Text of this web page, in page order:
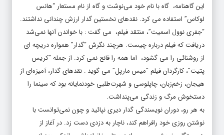
این گاهنامه، گاه با نام خود می‌نوشت و گاه از نام مستعار “هانس
لوکاس” استفاده می کرد. نقدهای نخستین گدار ارزش چندانی نداشتند.
“جفری نوول اسمیت”، منتقد فیلم، می گفت : با خواندن آنها نمی‌شد
دریافت که فیلم درباره چیست. هرچند نگرش “گدار” همواره دریچه ای
از روشنائی را می گشود، اما همه را قانع نمی کرد. از جمله “کریس
پتیت”، کارگردان فیلم “میس مارپل” می گوید : نقدهای گدار، آمیزه‌ای از
هیجان، زخم‌زبان، چاپلوسی و شهرت‌طلبی خودنمایانه بود که سینما را
دستخوش مرگ و زندگی می‌پنداشت.
به هر رو، دوران نویسندگی گدار دیری نپائید و چون نمی‌توانست با
نوشتن روزی خود رافراهم کند، ناچار به دزدی دست زد. در آغاز از